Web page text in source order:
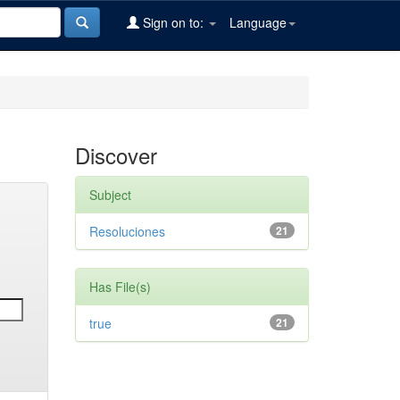
Language
Sign on to:
Discover
Subject
21
Resoluciones
Has File(s)
21
true